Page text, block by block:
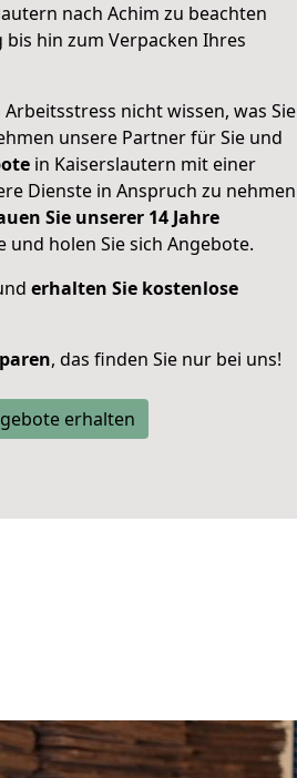
nach Achim zu beachten
hin zum Verpacken Ihres
nicht wissen, was Sie
unsere Partner für Sie und
in Kaiserslautern mit einer
Dienste in Anspruch zu nehmen
Sie unserer 14 Jahre
und holen Sie sich Angebote.
erhalten Sie kostenlose
, das finden Sie nur bei uns!
erhalten